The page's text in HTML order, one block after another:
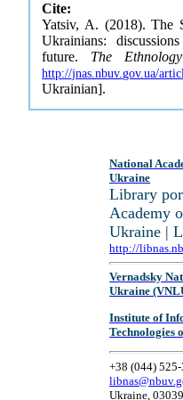
Cite:
Yatsiv, A. (2018). The
Ukrainians:
future. The
http://jnas.nbuv.gov.ua/
Ukrainian].
National
Ukraine
Library
Academy
Ukraine |
http://
Vernadsky
Ukraine
Institute of
Technologies
+38 (044)
Ukraine,